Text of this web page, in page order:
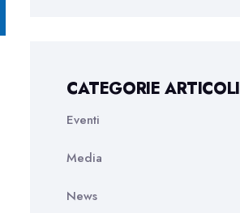
CATEGORIE ARTICOLI
Eventi
Media
News